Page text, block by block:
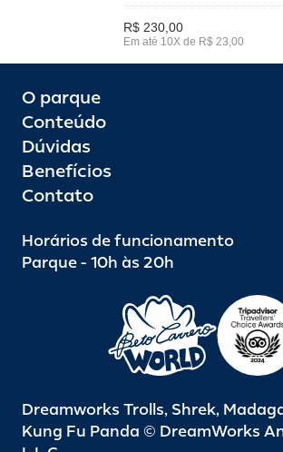
R$ 230,00
Em até 10X de R$ 23,00
O parque
Conteúdo
Dúvidas
Benefícios
Contato
Horários de funcionamento
Parque - 10h às 20h
Dreamworks Trolls, Shrek,
Kung Fu Panda © DreamWorks